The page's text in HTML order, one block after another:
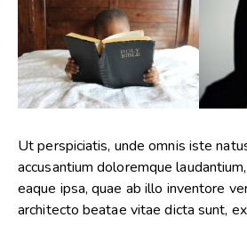
Ut perspiciatis, unde omnis iste
accusantium doloremque
eaque ipsa, quae ab illo inventore
architecto beatae vitae dicta sunt,